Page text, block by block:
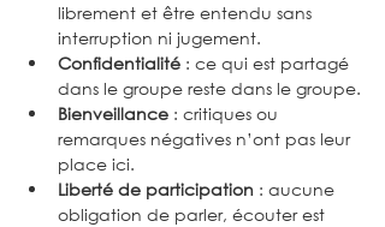
librement et être entendu sans
interruption ni jugement.
Confidentialité : ce qui est partagé
dans le groupe reste dans le groupe.
Bienveillance : critiques ou
remarques négatives n’ont pas leur
place ici.
Liberté de participation : aucune
obligation de parler, écouter est